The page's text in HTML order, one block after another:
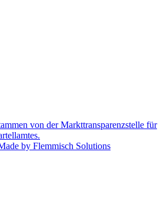
von der Markttransparenzstelle für
by Flemmisch Solutions